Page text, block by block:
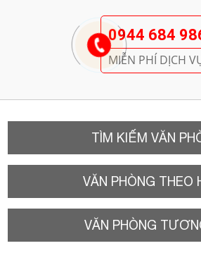
MIỄN PHÍ DỊCH
VĂN PHÒNG THEO
VĂN PHÒNG